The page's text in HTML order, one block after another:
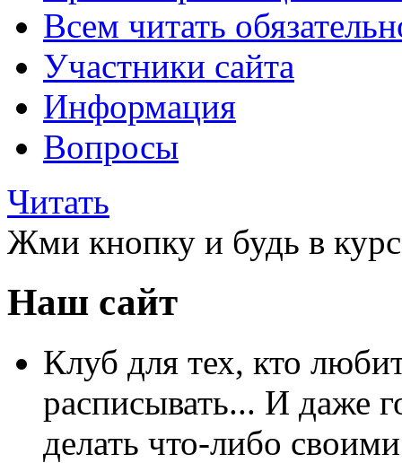
Всем читать
Участники сайта
Информация
Вопросы
Читать
Жми кнопку и будь в
Наш сайт
Клуб для тех, кто
расписывать... И даже
делать что-либо